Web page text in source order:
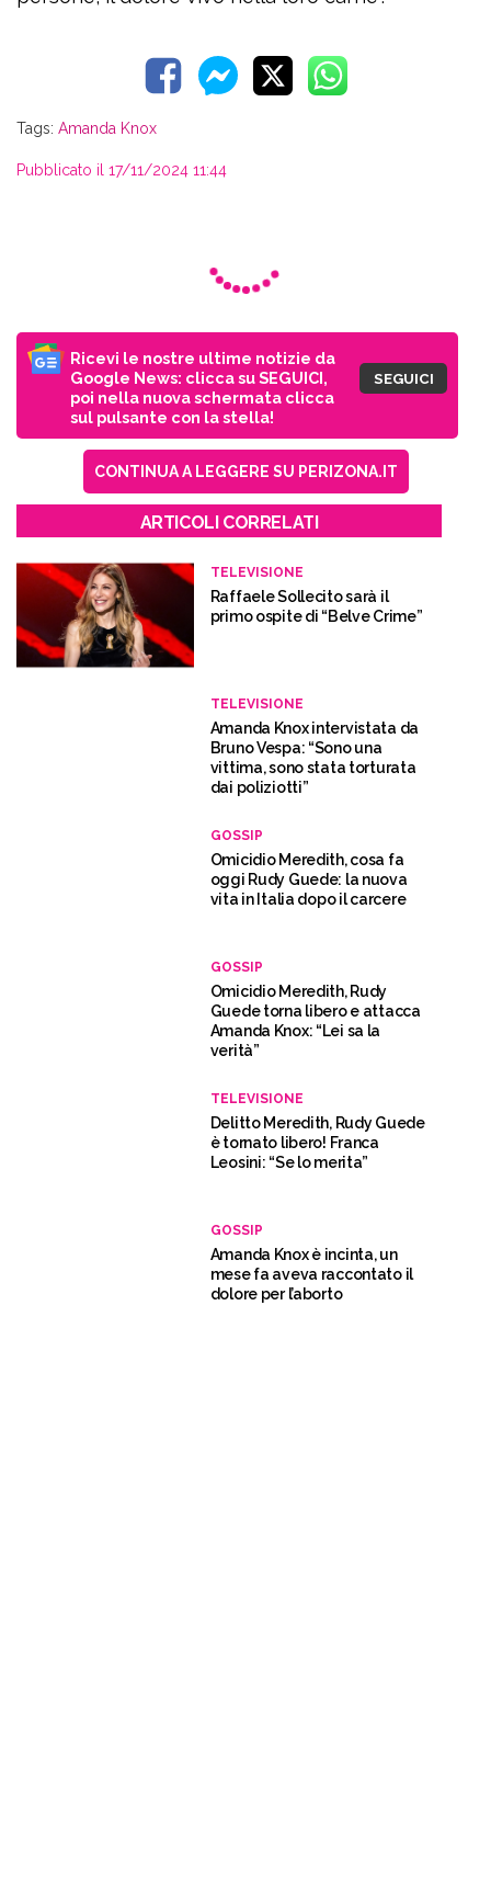
Tags: Amanda Knox
Pubblicato il 17/11/2024 11:44
Ricevi le nostre ultime notizie da
Google News: clicca su SEGUICI,
poi nella nuova schermata clicca
sul pulsante con la stella!
SEGUICI
CONTINUA A LEGGERE SU PERIZONA.IT
ARTICOLI CORRELATI
TELEVISIONE
Raffaele Sollecito sarà il
primo ospite di “Belve Crime”
TELEVISIONE
Amanda Knox intervistata da
Bruno Vespa: “Sono una
vittima, sono stata torturata
dai poliziotti”
GOSSIP
Omicidio Meredith, cosa fa
oggi Rudy Guede: la nuova
vita in Italia dopo il carcere
GOSSIP
Omicidio Meredith, Rudy
Guede torna libero e attacca
Amanda Knox: “Lei sa la
verità”
TELEVISIONE
Delitto Meredith, Rudy Guede
è tornato libero! Franca
Leosini: “Se lo merita”
GOSSIP
Amanda Knox è incinta, un
mese fa aveva raccontato il
dolore per l’aborto